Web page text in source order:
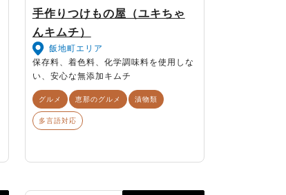
手作りつけもの屋（ユキちゃ
んキムチ）
飯地町エリア
保存料、着色料、化学調味料を使用しな
い、安心な無添加キムチ
グルメ 恵那のグルメ 漬物類
多言語対応